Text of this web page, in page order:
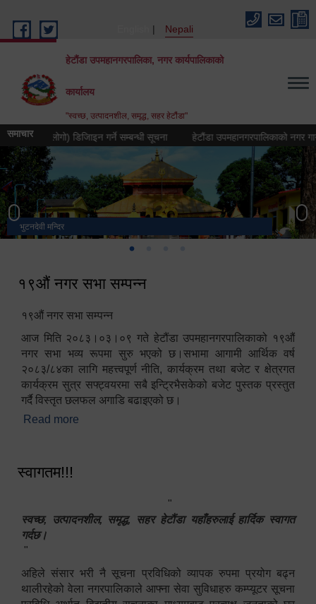
Nepali
हेटौंडा उपमहानगरपालिका, नगर कार्यपालिकाको
कार्यालय
"स्वच्छ, उत्पादनशील, समृद्ध, सहर हेटौंडा"
समाचार
(लोगो) डिजिाइन गर्ने सम्बन्धी सूचना हेटौंडा उपमहानगरपालिकाको नगर गान
भुटनदेवी मन्दिर
स्मारक
हेटौंडा उपमहानगरपालिका नगर कार्यपालिकाको कार्यालय
मनकामना डाँडाबाट देखिएको दृश्य
१९औं नगर सभा सम्पन्न
१९औं नगर सभा सम्पन्न
आज मिति २०८३।०३।०९ गते हेटौंडा उपमहानगरपालिकाको १९औं
नगर सभा भव्य रूपमा सुरु भएको छ।सभामा आगामी आर्थिक वर्ष
२०८३/८४का लागि महत्त्वपूर्ण नीति, कार्यक्रम तथा बजेट र क्षेत्रगत
कार्यक्रम सुत्र सफ्ट्वयरमा सबै इन्ट्रिभैसकेको बजेट पुस्तक प्रस्तुत
गर्दै विस्तृत छलफल अगाडि बढाइएको छ।
Read more
स्वागतम!!!
"
स्वच्छ, उत्पादनशील, समृद्ध, सहर हेटौंडा यहाँहरुलाई हार्दिक स्वागत
गर्दछ।
"
अहिले संसार भरी नै सूचना प्रविधिको व्यापक रुपमा प्रयोग बढ्न
थालीरहेको वेला नगरपालिकाले आफ्ना सेवा सुविधाहरु कम्प्यूटर सूचना